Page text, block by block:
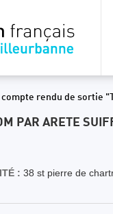
rendu de sortie
PAR ARETE
: 38 st pierre de